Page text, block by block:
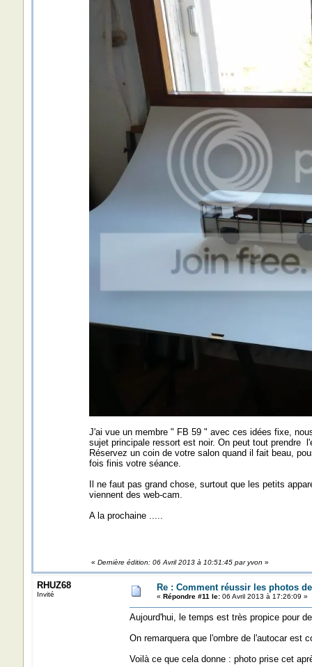
J'ai vue un membre " FB 59 " avec ces idées fixe,
sujet principale ressort est noir. On peut tout prendre
Réservez un coin de votre salon quand il fait beau,
fois finis votre séance.
Il ne faut pas grand chose, surtout que les petits
viennent des web-cam.
A la prochaine .....
« Dernière édition: 06 Avril 2013 à 10:51:45 par yvon »
RHUZ68
Invité
Re : Comment réussir les photos
« Répondre #11 le:06 Avril 2013 à 17:26:09 »
Aujourd'hui, le temps est très propice pour
On remarquera que l'ombre de l'autocar est
Voilà ce que cela donne : photo prise cet